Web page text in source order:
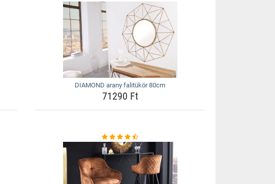
DIAMOND arany falitükör 80cm
71290 Ft